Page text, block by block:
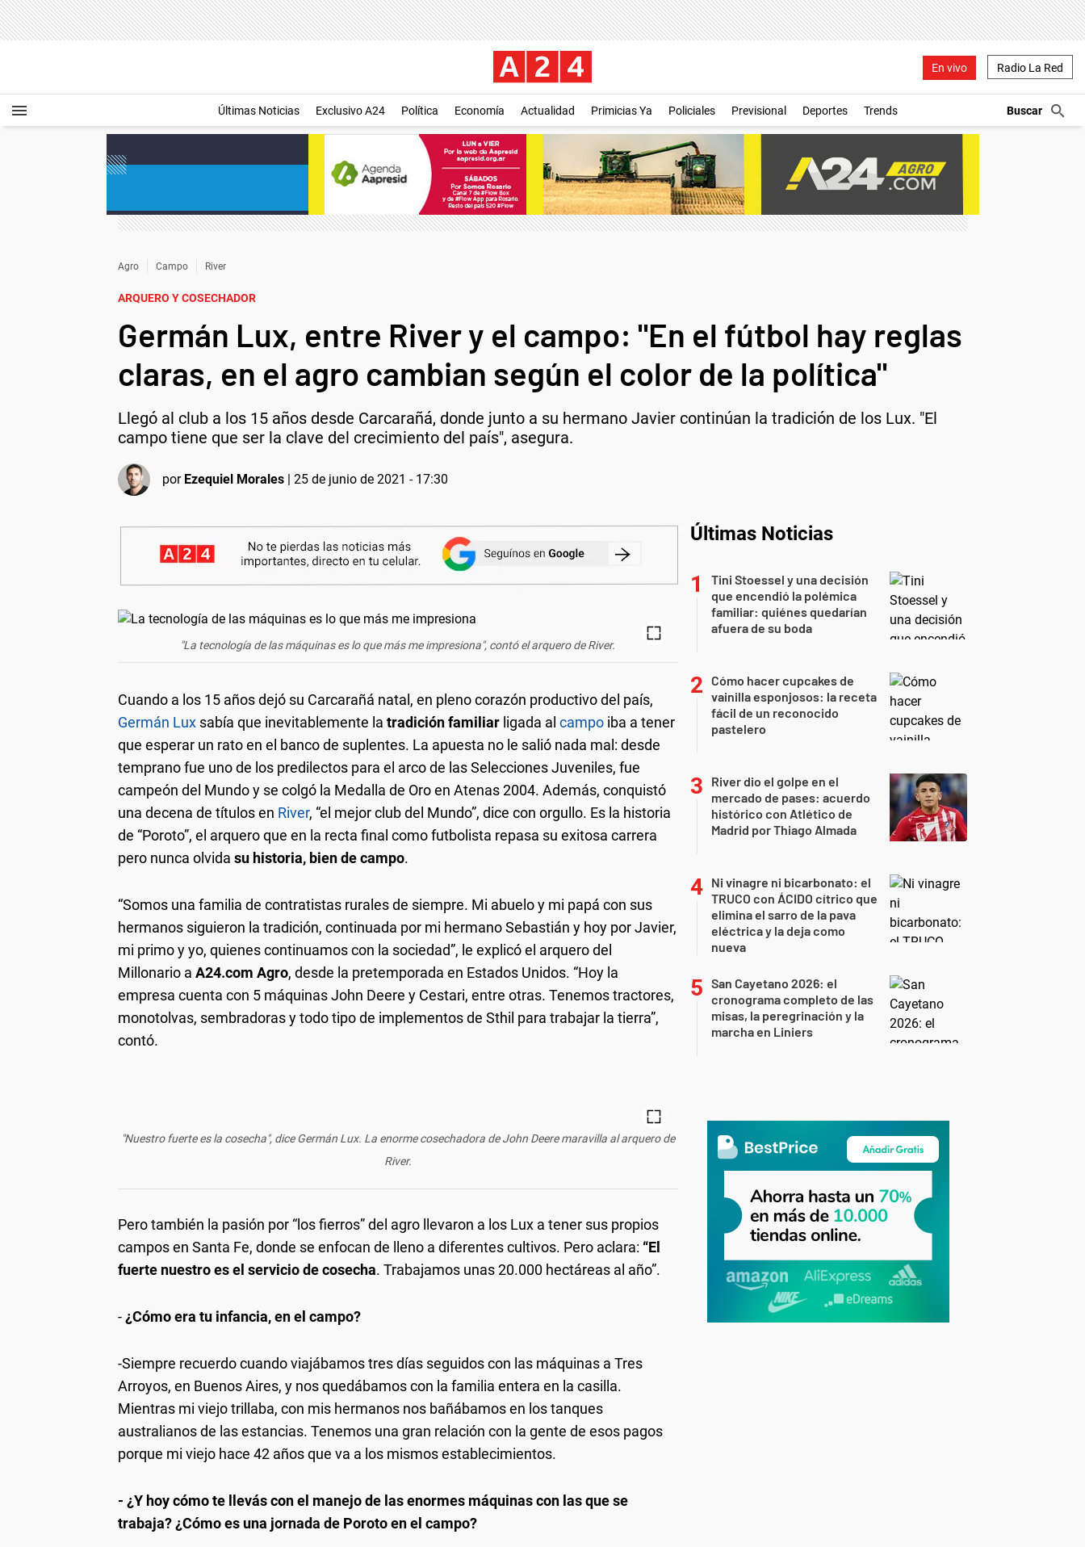
En vivo Radio La Red
Últimas Noticias Exclusivo A24 Política Economía Actualidad Primicias Ya Policiales Previsional Deportes Trends
Agro Campo River
ARQUERO Y COSECHADOR
Germán Lux, entre River y el campo: "En el fútbol hay reglas
claras, en el agro cambian según el color de la política"
Llegó al club a los 15 años desde Carcarañá, donde junto a su hermano Javier continúan la tradición de los Lux. "El
campo tiene que ser la clave del crecimiento del país", asegura.
por Ezequiel Morales | 25 de junio de 2021 - 17:30
"La tecnología de las máquinas es lo que más me impresiona", contó el arquero de River.
Cuando a los 15 años dejó su Carcarañá natal, en pleno corazón productivo del país,
Germán Lux sabía que inevitablemente la tradición familiar ligada al campo iba a tener
que esperar un rato en el banco de suplentes. La apuesta no le salió nada mal: desde
temprano fue uno de los predilectos para el arco de las Selecciones Juveniles, fue
campeón del Mundo y se colgó la Medalla de Oro en Atenas 2004. Además, conquistó
una decena de títulos en River, “el mejor club del Mundo”, dice con orgullo. Es la historia
de “Poroto”, el arquero que en la recta final como futbolista repasa su exitosa carrera
pero nunca olvida su historia, bien de campo.
“Somos una familia de contratistas rurales de siempre. Mi abuelo y mi papá con sus
hermanos siguieron la tradición, continuada por mi hermano Sebastián y hoy por Javier,
mi primo y yo, quienes continuamos con la sociedad”, le explicó el arquero del
Millonario a A24.com Agro, desde la pretemporada en Estados Unidos. “Hoy la
empresa cuenta con 5 máquinas John Deere y Cestari, entre otras. Tenemos tractores,
monotolvas, sembradoras y todo tipo de implementos de Sthil para trabajar la tierra”,
contó.
"Nuestro fuerte es la cosecha", dice Germán Lux. La enorme cosechadora de John Deere maravilla al arquero de
River.
Pero también la pasión por “los fierros” del agro llevaron a los Lux a tener sus propios
campos en Santa Fe, donde se enfocan de lleno a diferentes cultivos. Pero aclara: “El
fuerte nuestro es el servicio de cosecha. Trabajamos unas 20.000 hectáreas al año”.
-¿Cómo era tu infancia, en el campo?
-Siempre recuerdo cuando viajábamos tres días seguidos con las máquinas a Tres
Arroyos, en Buenos Aires, y nos quedábamos con la familia entera en la casilla.
Mientras mi viejo trillaba, con mis hermanos nos bañábamos en los tanques
australianos de las estancias. Tenemos una gran relación con la gente de esos pagos
porque mi viejo hace 42 años que va a los mismos establecimientos.
- ¿Y hoy cómo te llevás con el manejo de las enormes máquinas con las que se
trabaja? ¿Cómo es una jornada de Poroto en el campo?
Últimas Noticias
Tini Stoessel y una decisión
que encendió la polémica
familiar: quiénes quedarían
afuera de su boda
Cómo hacer cupcakes de
vainilla esponjosos: la receta
fácil de un reconocido
pastelero
River dio el golpe en el
mercado de pases: acuerdo
histórico con Atlético de
Madrid por Thiago Almada
Ni vinagre ni bicarbonato: el
TRUCO con ÁCIDO cítrico que
elimina el sarro de la pava
eléctrica y la deja como
nueva
San Cayetano 2026: el
cronograma completo de las
misas, la peregrinación y la
marcha en Liniers